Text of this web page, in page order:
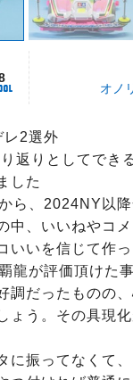
オノ
レ2選外
返りとしてでき
した
ら、2024NY以
中、いいねやコ
いいを信じて作
龍が評価頂けた
調だったものの
ょう。その具現
に振ってなくて